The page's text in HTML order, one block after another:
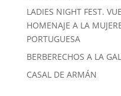
LADIES NIGHT FEST.
HOMENAJE A LA
PORTUGUESA
BERBERECHOS A LA
CASAL DE ARMÁN